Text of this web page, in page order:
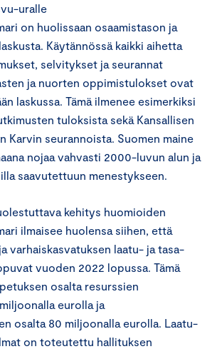
uralle
on huolissaan osaamistason ja
Käytännössä kaikki aihetta
selvitykset ja seurannat
ja nuorten oppimistulokset ovat
laskussa. Tämä ilmenee esimerkiksi
tuloksista sekä Kansallisen
Karvin seurannoista. Suomen maine
nojaa vahvasti 2000-luvun alun ja
saavutettuun menestykseen.
kehitys huomioiden
ilmaisee huolensa siihen, että
varhaiskasvatuksen laatu- ja tasa-
vuoden 2022 lopussa. Tämä
osalta resurssien
eurolla ja
osalta 80 miljoonalla eurolla. Laatu-
on toteutettu hallituksen